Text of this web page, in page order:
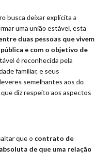
busca deixar explícita a
uma união estável, esta
duas pessoas que vivem
e com o objetivo de
é reconhecida pela
familiar, e seus
semelhantes aos do
diz respeito aos aspectos
que o contrato de
de que uma relação